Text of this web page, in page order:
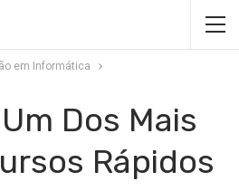
em Informática
Dos Mais
Rápidos